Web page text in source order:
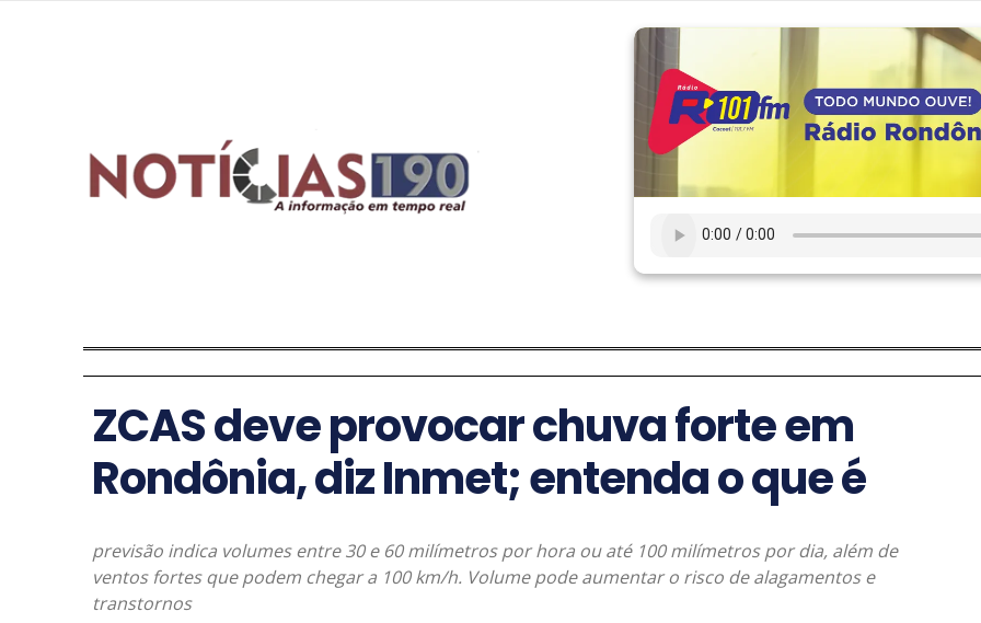
ZCAS deve provocar chuva forte em
Rondônia, diz Inmet; entenda o que é
previsão indica volumes entre 30 e 60 milímetros por hora ou até 100 milímetros por dia, além de
ventos fortes que podem chegar a 100 km/h. Volume pode aumentar o risco de alagamentos e
transtornos